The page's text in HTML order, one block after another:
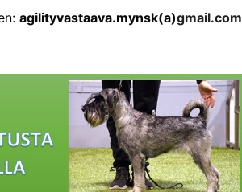
agilityvastaava.mynsk(a)gmail.com